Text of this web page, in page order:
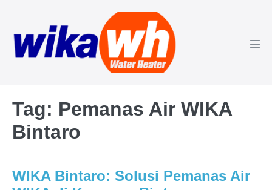
konten
Tag: Pemanas Air WIKA
Bintaro
WIKA Bintaro: Solusi Pemanas Air